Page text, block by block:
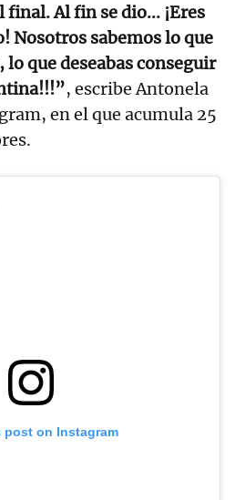
final. Al fin se dio... ¡Eres
Nosotros sabemos lo que
que deseabas conseguir
, escribe Antonela
en el que acumula 25
post on Instagram